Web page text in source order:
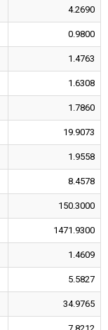
4.2690
0.9800
1.4763
1.6308
1.7860
19.9073
1.9558
8.4578
150.3000
1471.9300
1.4609
5.5827
34.9765